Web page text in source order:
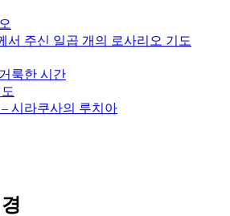
서 주신 일곱 개의 로사리오 기도
룩한 시간
시라쿠사의 루치아